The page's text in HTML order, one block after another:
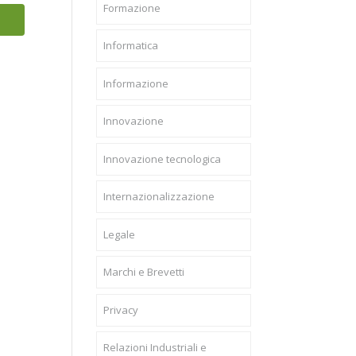
Formazione
Informatica
Informazione
Innovazione
Innovazione tecnologica
Internazionalizzazione
Legale
Marchi e Brevetti
Privacy
Relazioni Industriali e